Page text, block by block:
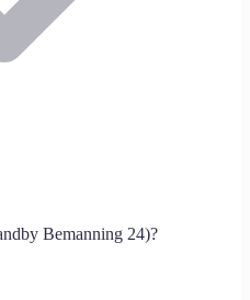
Bemanning 24)?